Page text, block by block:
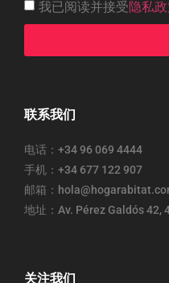
我已阅读并接受隐私
联系我们
电话：+34 96 069 4444
手机：+34 677 122 907
邮箱：
地址：Av. Pérez Galdós 42,
关注我们